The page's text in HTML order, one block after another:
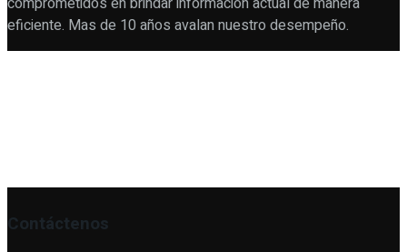
eficiente. Mas de 10 años avalan nuestro desempeño.
Contáctenos